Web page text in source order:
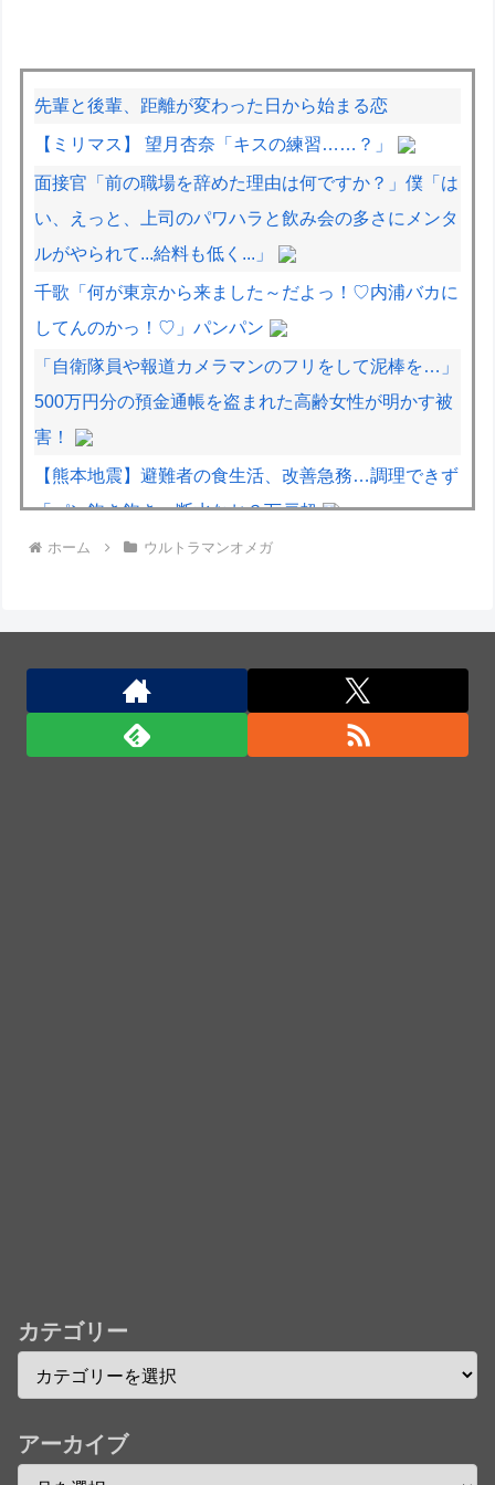
先輩と後輩、距離が変わった日から始まる恋
【ミリマス】 望月杏奈「キスの練習……？」
面接官「前の職場を辞めた理由は何ですか？」僕「は
い、えっと、上司のパワハラと飲み会の多さにメンタ
ルがやられて...給料も低く...」
千歌「何が東京から来ました～だよっ！♡内浦バカに
してんのかっ！♡」パンパン
「自衛隊員や報道カメラマンのフリをして泥棒を…」
500万円分の預金通帳を盗まれた高齢女性が明かす被
害！
【熊本地震】避難者の食生活、改善急務…調理できず
「パン飽き飽き」断水なお３万戸超
【動画】DJI Neo2で釣りの自撮りをしようとした男
【群馬】デカいNinja乗りさん、後方確認しない軽四
に当てられてしまう。
★【ワートリ】風間隊3人≒忍田単騎くらいのイメー
ジかな
Powered by livedoor 相互RSS
ホーム ウルトラマンオメガ
カテゴリー
アーカイブ